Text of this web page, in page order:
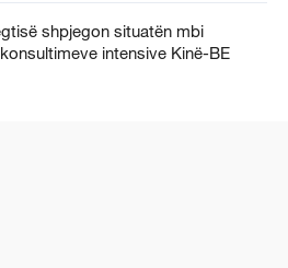
shpjegon situatën mbi
intensive Kinë-BE